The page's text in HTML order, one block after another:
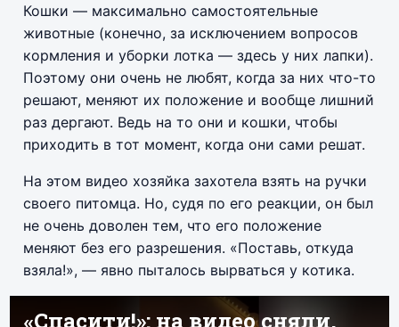
Кошки — максимально самостоятельные
животные (конечно, за исключением вопросов
кормления и уборки лотка — здесь у них лапки).
Поэтому они очень не любят, когда за них что-то
решают, меняют их положение и вообще лишний
раз дергают. Ведь на то они и кошки, чтобы
приходить в тот момент, когда они сами решат.
На этом видео хозяйка захотела взять на ручки
своего питомца. Но, судя по его реакции, он был
не очень доволен тем, что его положение
меняют без его разрешения. «Поставь, откуда
взяла!», — явно пыталось вырваться у котика.